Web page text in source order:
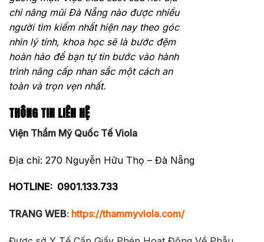
chỉ nâng mũi Đà Nẵng nào được nhiều
người tìm kiếm nhất hiện nay theo góc
nhìn lý tính, khoa học sẽ là bước đệm
hoàn hảo để bạn tự tin bước vào hành
trình nâng cấp nhan sắc một cách an
toàn và trọn vẹn nhất.
THÔNG TIN LIÊN HỆ
Viện Thẩm Mỹ Quốc Tế Viola
Địa chỉ: 270 Nguyễn Hữu Thọ – Đà Nẵng
HOTLINE: 0901.133.733
TRANG WEB: https://thammyviola.com/